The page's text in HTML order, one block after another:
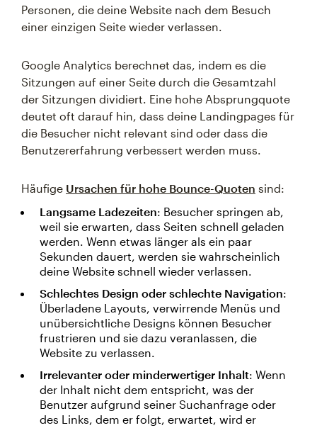
Personen, die deine Website nach dem Besuch
einer einzigen Seite wieder verlassen.
Google Analytics berechnet das, indem es die
Sitzungen auf einer Seite durch die Gesamtzahl
der Sitzungen dividiert. Eine hohe Absprungquote
deutet oft darauf hin, dass deine Landingpages für
die Besucher nicht relevant sind oder dass die
Benutzererfahrung verbessert werden muss.
Häufige Ursachen für hohe Bounce-Quoten sind:
Langsame Ladezeiten: Besucher springen ab,
weil sie erwarten, dass Seiten schnell geladen
werden. Wenn etwas länger als ein paar
Sekunden dauert, werden sie wahrscheinlich
deine Website schnell wieder verlassen.
Schlechtes Design oder schlechte Navigation:
Überladene Layouts, verwirrende Menüs und
unübersichtliche Designs können Besucher
frustrieren und sie dazu veranlassen, die
Website zu verlassen.
Irrelevanter oder minderwertiger Inhalt: Wenn
der Inhalt nicht dem entspricht, was der
Benutzer aufgrund seiner Suchanfrage oder
des Links, dem er folgt, erwartet, wird er